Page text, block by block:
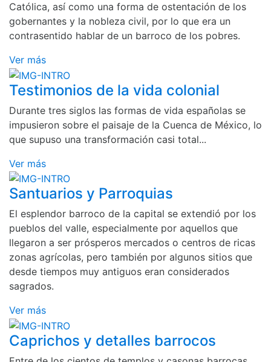
Católica, así como una forma de ostentación de los
gobernantes y la nobleza civil, por lo que era un
contrasentido hablar de un barroco de los pobres.
Ver más
Testimonios de la vida colonial
Durante tres siglos las formas de vida españolas se
impusieron sobre el paisaje de la Cuenca de México, lo
que supuso una transformación casi total...
Ver más
Santuarios y Parroquias
El esplendor barroco de la capital se extendió por los
pueblos del valle, especialmente por aquellos que
llegaron a ser prósperos mercados o centros de ricas
zonas agrícolas, pero también por algunos sitios que
desde tiempos muy antiguos eran considerados
sagrados.
Ver más
Caprichos y detalles barrocos